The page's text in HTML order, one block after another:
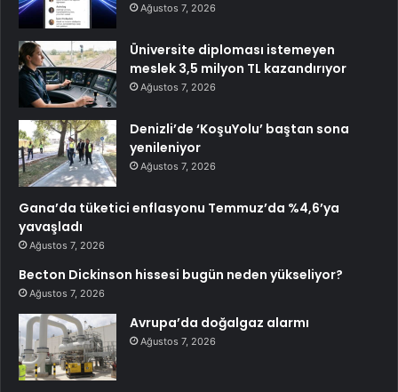
Ağustos 7, 2026
Üniversite diploması istemeyen
meslek 3,5 milyon TL kazandırıyor
Ağustos 7, 2026
Denizli’de ‘KoşuYolu’ baştan sona
yenileniyor
Ağustos 7, 2026
Gana’da tüketici enflasyonu Temmuz’da %4,6’ya
yavaşladı
Ağustos 7, 2026
Becton Dickinson hissesi bugün neden yükseliyor?
Ağustos 7, 2026
Avrupa’da doğalgaz alarmı
Ağustos 7, 2026